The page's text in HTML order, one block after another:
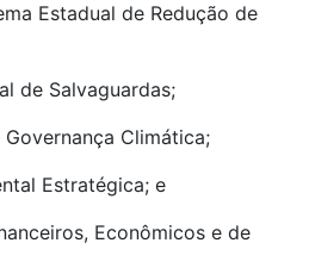
Estadual de Redução de
de Salvaguardas;
Climática;
Estratégica; e
Econômicos e de